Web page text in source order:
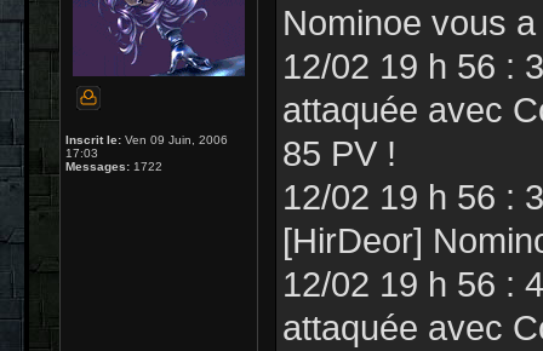
Inscrit le: Ven 09 Juin, 2006
17:03
Messages: 1722
Nominoe vous
12/02 19 h 56 :
attaquée avec
85 PV !
12/02 19 h 56 :
[HirDeor]
12/02 19 h 56 :
attaquée avec